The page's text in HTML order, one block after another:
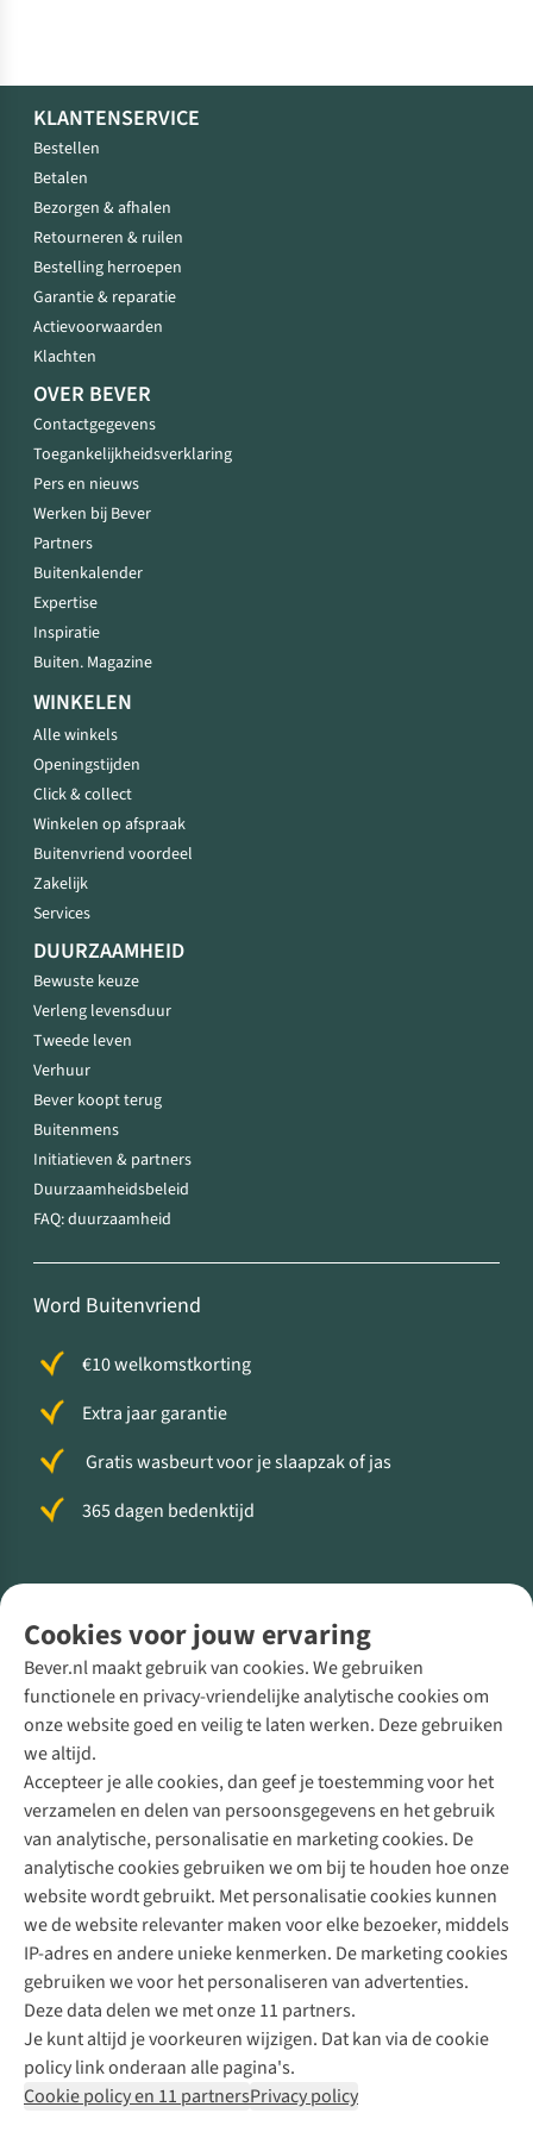
Cookies voor jouw ervaring
Bever.nl maakt gebruik van cookies. We gebruiken
functionele en privacy-vriendelijke analytische cookies om
onze website goed en veilig te laten werken. Deze gebruiken
we altijd.
Accepteer je alle cookies, dan geef je toestemming voor het
verzamelen en delen van persoonsgegevens en het gebruik
van analytische, personalisatie en marketing cookies. De
analytische cookies gebruiken we om bij te houden hoe onze
website wordt gebruikt. Met personalisatie cookies kunnen
we de website relevanter maken voor elke bezoeker, middels
IP-adres en andere unieke kenmerken. De marketing cookies
gebruiken we voor het personaliseren van advertenties.
Deze data delen we met onze 11 partners.
Je kunt altijd je voorkeuren wijzigen. Dat kan via de cookie
policy link onderaan alle pagina's.
Cookie policy en 11 partnersPrivacy policy
KLANTENSERVICE
Bestellen
Betalen
Bezorgen & afhalen
Retourneren & ruilen
Bestelling herroepen
Garantie & reparatie
Actievoorwaarden
Klachten
OVER BEVER
Contactgegevens
Toegankelijkheidsverklaring
Pers en nieuws
Werken bij Bever
Partners
Buitenkalender
Expertise
Inspiratie
Buiten. Magazine
WINKELEN
Alle winkels
Openingstijden
Click & collect
Winkelen op afspraak
Buitenvriend voordeel
Zakelijk
Services
DUURZAAMHEID
Bewuste keuze
Verleng levensduur
Tweede leven
Verhuur
Bever koopt terug
Buitenmens
Initiatieven & partners
Duurzaamheidsbeleid
FAQ: duurzaamheid
Word Buitenvriend
€10 welkomstkorting
Extra jaar garantie
Gratis wasbeurt voor je slaapzak of jas
365 dagen bedenktijd
Direct advies van een Buitenexpert
+31 (0)85 888 50 88
+31 6 12 28 49 80
Contactformulier